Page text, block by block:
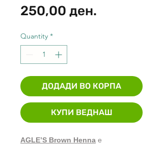
250,00 ден.
Quantity *
ДОДАДИ ВО КОРПА
КУПИ ВЕДНАШ
AGLE’S Brown Henna е